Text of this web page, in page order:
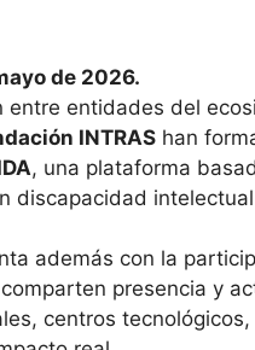
de 2026.
entre entidades del
INTRAS han
, una plataforma
discapacidad
además con la
presencia y
centros